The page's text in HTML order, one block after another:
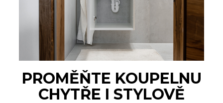
PROMĚŇTE KOUPELNU
CHYTŘE I STYLOVĚ